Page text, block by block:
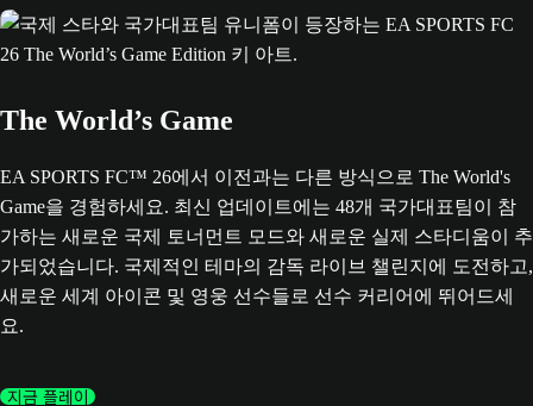
The World’s Game
EA SPORTS FC™ 26에서 이전과는 다른 방식으로 The World's
Game을 경험하세요. 최신 업데이트에는 48개 국가대표팀이 참
가하는 새로운 국제 토너먼트 모드와 새로운 실제 스타디움이 추
가되었습니다. 국제적인 테마의 감독 라이브 챌린지에 도전하고,
새로운 세계 아이콘 및 영웅 선수들로 선수 커리어에 뛰어드세
요.
지금 플레이